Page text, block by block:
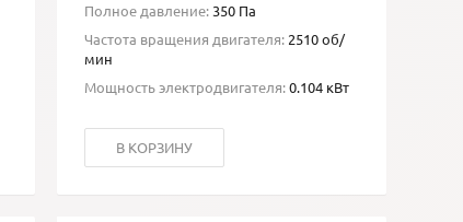
Полное давление:350 Па
Частота вращения двигателя:2510 об/
мин
Мощность электродвигателя:0.104 кВт
В КОРЗИНУ